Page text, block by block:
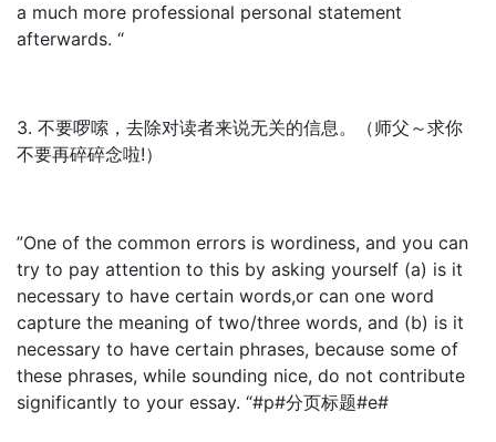
a much more professional personal statement
afterwards. “
3. 不要啰嗦，去除对读者来说无关的信息。（师父～求你
不要再碎碎念啦!）
”One of the common errors is wordiness, and you can
try to pay attention to this by asking yourself (a) is it
necessary to have certain words,or can one word
capture the meaning of two/three words, and (b) is it
necessary to have certain phrases, because some of
these phrases, while sounding nice, do not contribute
significantly to your essay. “#p#分页标题#e#